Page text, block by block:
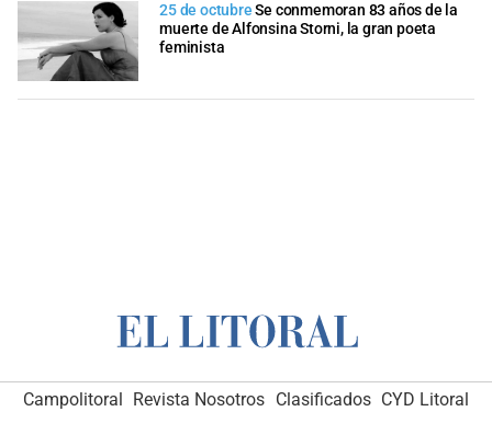
25 de octubre Se conmemoran 83 años de la
muerte de Alfonsina Storni, la gran poeta
feminista
Campolitoral Revista Nosotros Clasificados CYD Litoral